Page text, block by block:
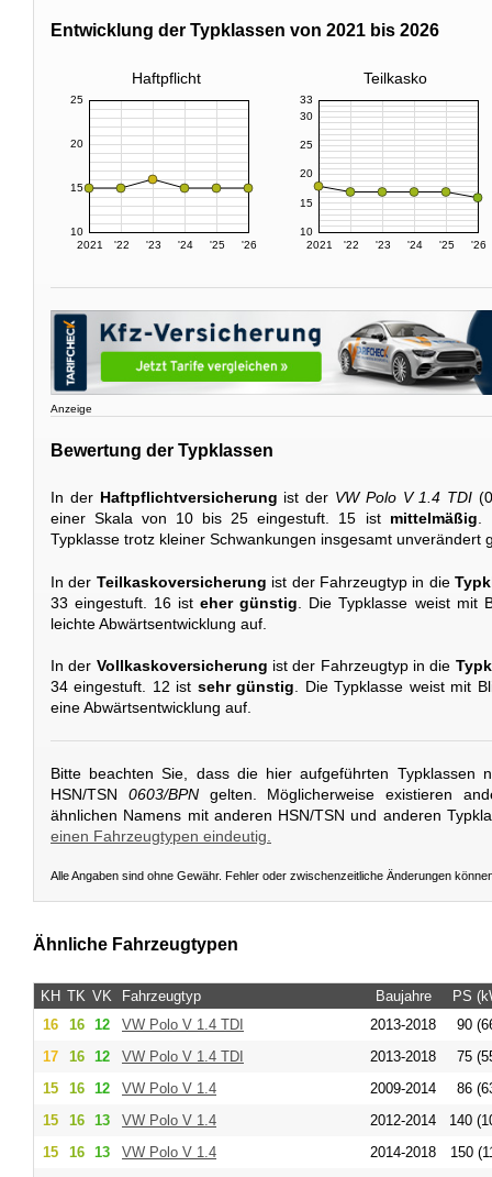
Entwicklung der Typklassen von 2021 bis 2026
Haftpflicht Teilkasko
2021 '22 '23 '24 '25 '26
10
15
20
25
2021 '22 '23 '24 '25 '26
10
15
20
25
30
33
Anzeige
Bewertung der Typklassen
In der Haftpflichtversicherung ist der VW Polo V 1.4 TDI
einer Skala von 10 bis 25 eingestuft. 15 ist mittelmäßig
Typklasse trotz kleiner Schwankungen insgesamt unverändert
In der Teilkaskoversicherung ist der Fahrzeugtyp in die
33 eingestuft. 16 isteher günstig . Die Typklasse weist mit
leichte Abwärtsentwicklung auf.
In der Vollkaskoversicherung ist der Fahrzeugtyp in die
34 eingestuft. 12 ist sehr günstig. Die Typklasse weist mit
eine Abwärtsentwicklung auf.
Bitte beachten Sie, dass die hier aufgeführten Typklassen
HSN/TSN 0603/BPNgelten. Möglicherweise existieren
ähnlichen Namens mit anderen HSN/TSN und anderen
einen Fahrzeugtypen eindeutig.
Alle Angaben sind ohne Gewähr. Fehler oder zwischenzeitliche Änderungen
Ähnliche Fahrzeugtypen
KH TK VK Fahrzeugtyp Baujahre
PS
16
16 12 VW Polo V 1.4 TDI 2013-2018
90
17
16 12 VW Polo V 1.4 TDI 2013-2018
75
15
16 12 VW Polo V 1.4 2009-2014
86
15
16 13 VW Polo V 1.4 2012-2014
140
15
16 13 VW Polo V 1.4 2014-2018
150